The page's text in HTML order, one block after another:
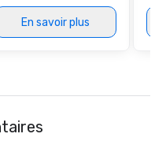
En savoir plus